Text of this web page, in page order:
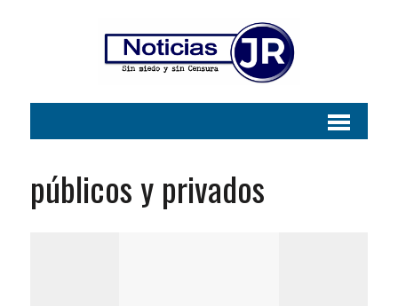
públicos y privados